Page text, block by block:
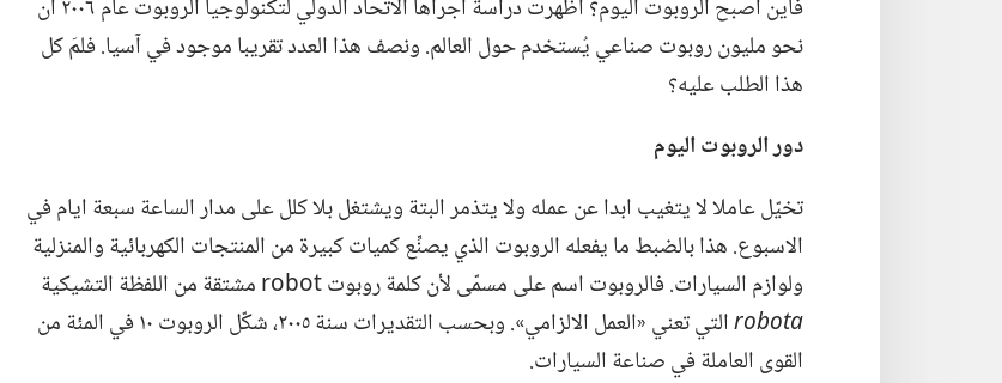
فأين اصبح الروبوت اليوم؟‏ اظهرت دراسة اجراها الاتحاد الدولي لتكنولوجيا الروبوت عام ٢٠٠٦ ان
نحو مليون روبوت صناعي يُستخدم حول العالم.‏ ونصف هذا العدد تقريبا موجود في آسيا.‏ فلمَ كل
هذا الطلب عليه؟‏
دور الروبوت اليوم
تخيّل عاملا لا يتغيب ابدا عن عمله ولا يتذمر البتة ويشتغل بلا كلل على مدار الساعة سبعة ايام في
الاسبوع.‏ هذا بالضبط ما يفعله الروبوت الذي يصنِّع كميات كبيرة من المنتجات الكهربائية والمنزلية
ولوازم السيارات.‏ فالروبوت اسم على مسمّى لأن كلمة روبوت robot مشتقة من اللفظة التشيكية
robota
التي تعني «العمل الالزامي».‏ وبحسب التقديرات سنة ٢٠٠٥،‏ شكّل الروبوت ١٠ في المئة من
القوى العاملة في صناعة السيارات.‏